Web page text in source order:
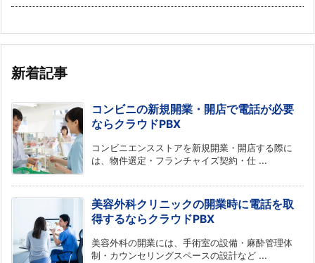
新着記事
コンビニの新規開業・開店で電話が必要
ならクラウドPBX
コンビニエンスストアを新規開業・開店する際に
は、物件選定・フランチャイズ契約・仕 ...
美容外科クリニックの開業時に電話を取
得するならクラウドPBX
美容外科の開業には、手術室の設備・麻酔管理体
制・カウンセリングスペースの設計など ...